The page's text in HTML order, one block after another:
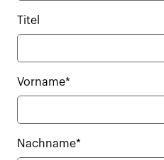
Titel
Vorname*
Nachname*